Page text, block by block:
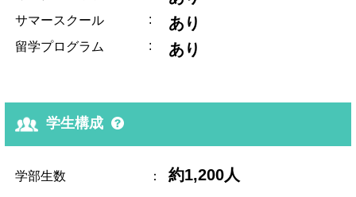
サマースクール : あり
留学プログラム : あり
学生構成
学部生数 ： 約1,200人